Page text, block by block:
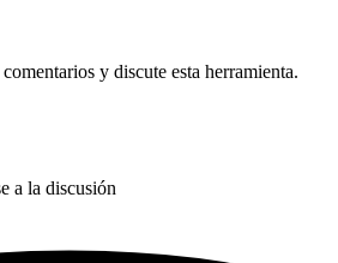
y discute esta herramienta.
a la discusión